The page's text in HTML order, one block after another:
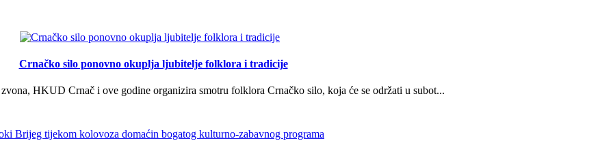
Crnačko silo ponovno okuplja ljubitelje folklora i tradicije
HKUD Crnač i ove godine organizira smotru folklora Crnačko silo, koja će se održati u subot...